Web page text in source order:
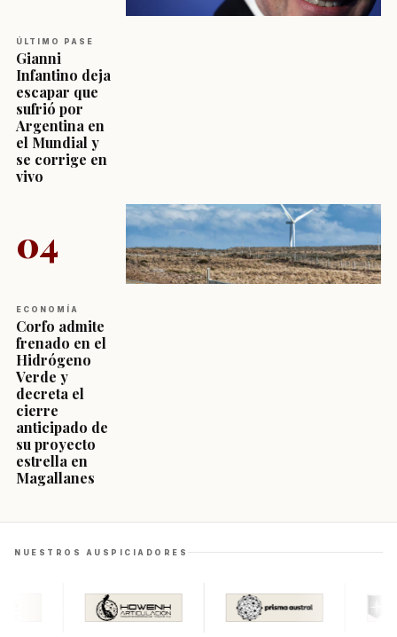
ÚLTIMO PASE
Gianni
Infantino deja
escapar que
sufrió por
Argentina en
el Mundial y
se corrige en
vivo
04
ECONOMÍA
Corfo admite
frenado en el
Hidrógeno
Verde y
decreta el
cierre
anticipado de
su proyecto
estrella en
Magallanes
NUESTROS AUSPICIADORES